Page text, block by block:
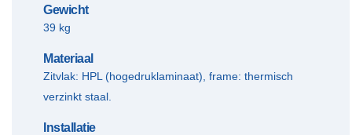
Gewicht
39 kg
Materiaal
Zitvlak: HPL (hogedruklaminaat), frame: thermisch
verzinkt staal.
Installatie